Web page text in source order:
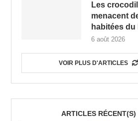
Les
menacent
habitées du
6 août 2026
VOIR PLUS D'ARTICLES
ARTICLES RÉCENT(S)